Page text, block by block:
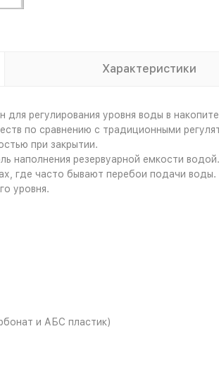
Характеристики
для регулирования уровня воды в
по сравнению с традиционными
при закрытии.
наполнения резервуарной емкости
где часто бывают перебои подачи
уровня.
и АБС пластик)